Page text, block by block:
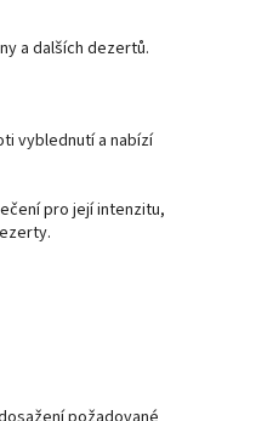
a dalších dezertů.
vyblednutí a nabízí
pro její intenzitu,